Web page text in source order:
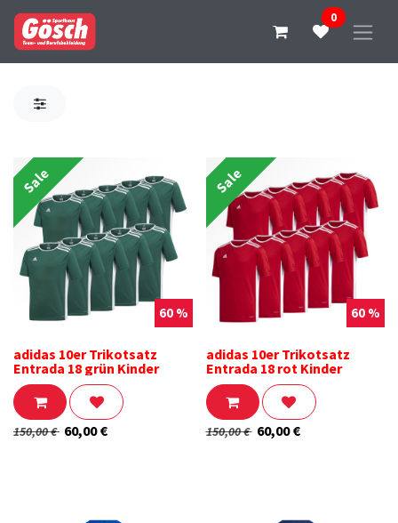
0
Sale
adidas 10er Trikotsatz
Entrada 18 grün Kinder
60 %
150,00€ 60,00€
Sale
adidas 10er Trikotsatz
Entrada 18 rot Kinder
60 %
150,00€ 60,00€